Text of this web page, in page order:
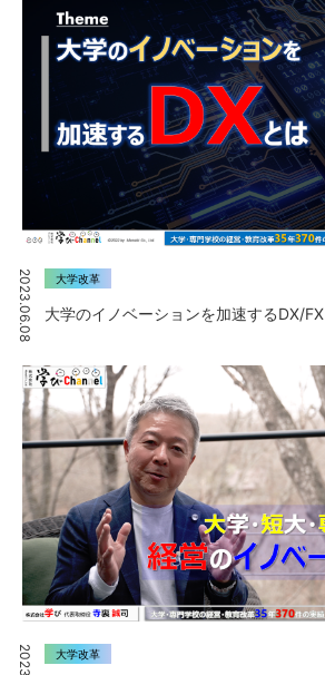
2023.06.08 大学改革
大学のイノベーションを加速するDX/FX
大学改革